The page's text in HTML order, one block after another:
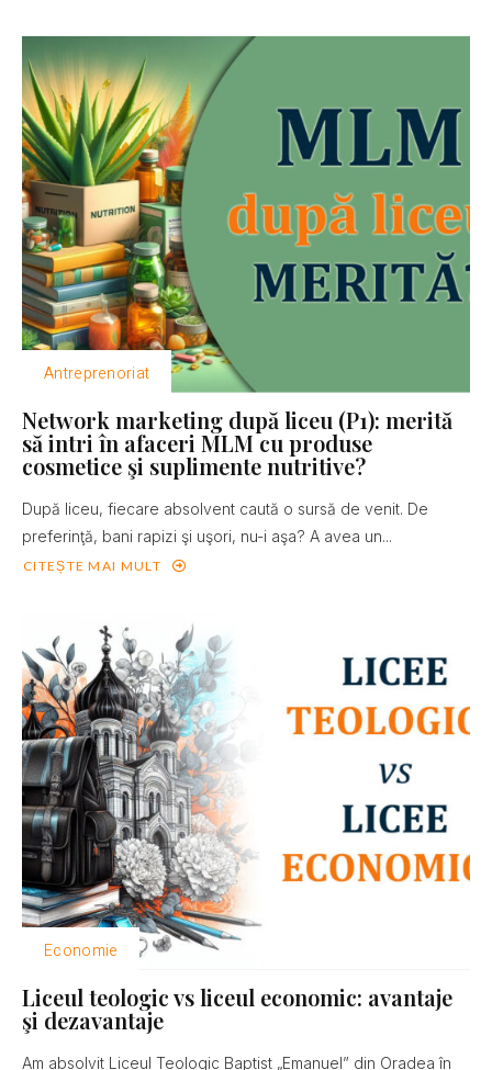
Antreprenoriat
Network marketing după liceu (P1): merită
să intri în afaceri MLM cu produse
cosmetice şi suplimente nutritive?
După liceu, fiecare absolvent caută o sursă de venit. De
preferinţă, bani rapizi şi uşori, nu-i aşa? A avea un...
CITEȘTE MAI MULT
Economie
Liceul teologic vs liceul economic: avantaje
şi dezavantaje
Am absolvit Liceul Teologic Baptist „Emanuel” din Oradea în